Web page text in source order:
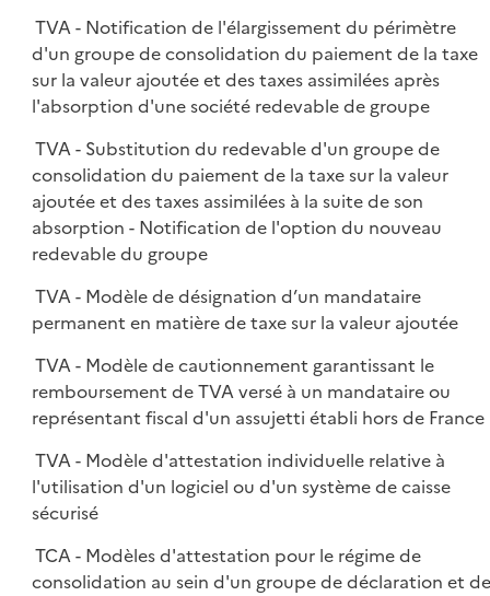
TVA - Notification de l'élargissement du périmètre
d'un groupe de consolidation du paiement de la taxe
sur la valeur ajoutée et des taxes assimilées après
l'absorption d'une société redevable de groupe
TVA - Substitution du redevable d'un groupe de
consolidation du paiement de la taxe sur la valeur
ajoutée et des taxes assimilées à la suite de son
absorption - Notification de l'option du nouveau
redevable du groupe
TVA - Modèle de désignation d’un mandataire
permanent en matière de taxe sur la valeur ajoutée
TVA - Modèle de cautionnement garantissant le
remboursement de TVA versé à un mandataire ou
représentant fiscal d'un assujetti établi hors de France
TVA - Modèle d'attestation individuelle relative à
l'utilisation d'un logiciel ou d'un système de caisse
sécurisé
TCA - Modèles d'attestation pour le régime de
consolidation au sein d'un groupe de déclaration et de